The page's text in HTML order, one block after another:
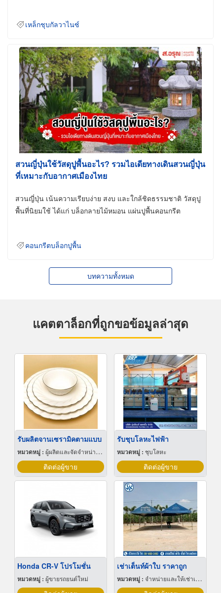
เหล็กชุบกัลวาไนซ์
สวนญี่ปุ่นใช้วัสดุปูพื้นอะไร? รวมไอเดียทางเดินสวนญี่ปุ่น
ที่เหมาะกับอากาศเมืองไทย
สวนญี่ปุ่น เน้นความเรียบง่าย สงบ และใกล้ชิดธรรมชาติ วัสดุปู
พื้นที่นิยมใช้ ได้แก่ บล็อกลายไม้หมอน แผ่นปูพื้นคอนกรีต
คอนกรีตบล็อกปูพื้น
บทความทั้งหมด
แคตตาล็อกที่ถูกขอข้อมูลล่าสุด
รับผลิตจานเซรามิคตามแบบ
หมวดหมู่ : ผู้ผลิตและจัดจำหน่ายกระเบื้องเซรามิก
ติดต่อผู้ขาย
รับชุบโลหะไฟฟ้า
หมวดหมู่ : ชุบโลหะ
ติดต่อผู้ขาย
Honda CR-V โปรโมชั่น
หมวดหมู่ : ผู้ขายรถยนต์ใหม่
เช่าเต็นท์ผ้าใบ ราคาถูก
หมวดหมู่ : จำหน่ายและให้เช่าเต็นท์